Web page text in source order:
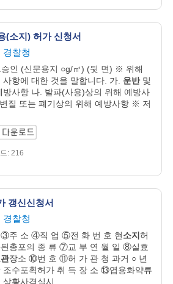
(소지) 허가 신청서
경찰청
승인 (신문용지 ○g/㎡) (뒷 면) ※ 위해
항에 대한 것을 말합니다. 가. 운반및
방사항 나. 발파(사용)상의 위해 예방사
질 또는 폐기상의 위해 예방사항 ※ 저
: 216
갱신신청서
경찰청
주 소 ④직 업 ⑤전 화 번 호 현소지허
총포의 종 류 ⑦교 부 연 월 일 ⑧실효
장소 ⑩번 호 ⑪허 가 관 청 과거 ○ 년
수포획허가 취 득 장 소 ⑬엽용화약류
황사격실시